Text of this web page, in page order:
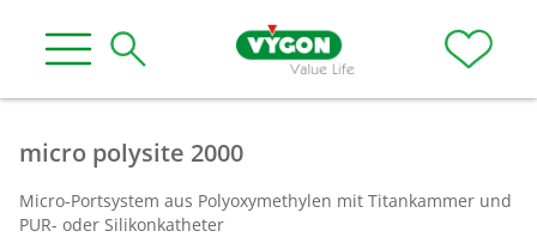
micro polysite 2000
Micro-Portsystem aus Polyoxymethylen mit Titankammer und
PUR- oder Silikonkatheter